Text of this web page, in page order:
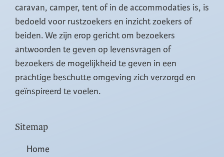
caravan, camper, tent of in de accommodaties is, is
bedoeld voor rustzoekers en inzicht zoekers of
beiden. We zijn erop gericht om bezoekers
antwoorden te geven op levensvragen of
bezoekers de mogelijkheid te geven in een
prachtige beschutte omgeving zich verzorgd en
geïnspireerd te voelen.
Sitemap
Home